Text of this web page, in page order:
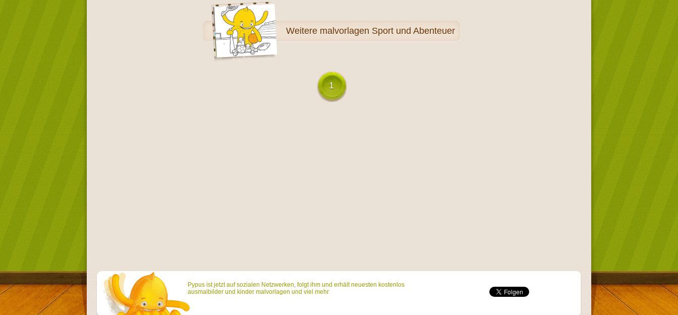
Weitere malvorlagen Sport und Abenteuer
1
Pypus ist jetzt auf sozialen Netzwerken, folgt ihm und erhält neuesten kostenlos
ausmalbilder und kinder malvorlagen und viel mehr